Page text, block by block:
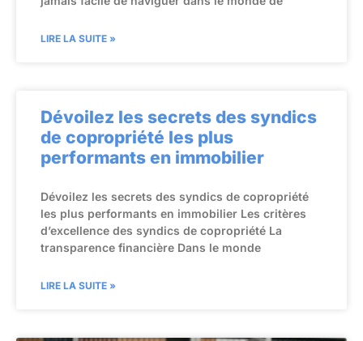
LIRE LA SUITE »
Dévoilez les secrets des syndics
de copropriété les plus
performants en immobilier
Dévoilez les secrets des syndics de copropriété
les plus performants en immobilier Les critères
d’excellence des syndics de copropriété La
transparence financière Dans le monde
LIRE LA SUITE »